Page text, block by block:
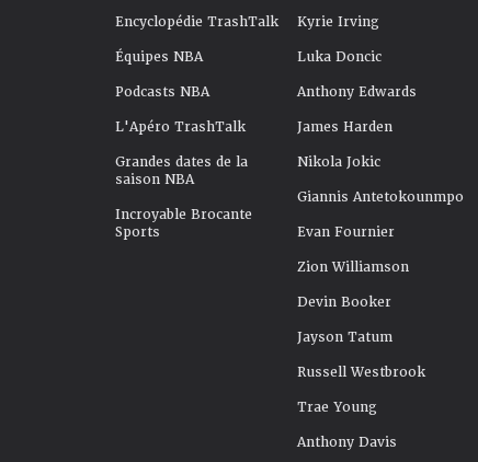
Encyclopédie TrashTalk
Équipes NBA
Podcasts NBA
L'Apéro TrashTalk
Grandes dates de la
saison NBA
Incroyable Brocante
Sports
Kyrie Irving
Luka Doncic
Anthony Edwards
James Harden
Nikola Jokic
Giannis Antetokounmpo
Evan Fournier
Zion Williamson
Devin Booker
Jayson Tatum
Russell Westbrook
Trae Young
Anthony Davis